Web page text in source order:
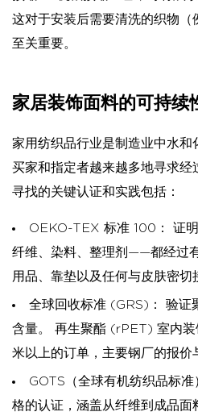
这对于安装后需要清洗的织物（
至关重要。
家居装饰面料的可持续
家用纺织品行业是制造业中水和
买家和指定者越来越多地寻求经
寻找的关键认证和实践包括：
OEKO-TEX 标准 100： 证
纤维、染料、整理剂——都经过
用品、靠垫以及任何与皮肤密切
全球回收标准 (GRS)： 验证
含量。 再生聚酯 (rPET) 室内装
米以上的订单，主要钢厂的报价
GOTS（全球有机纺织品标准
格的认证，涵盖从纤维到成品面